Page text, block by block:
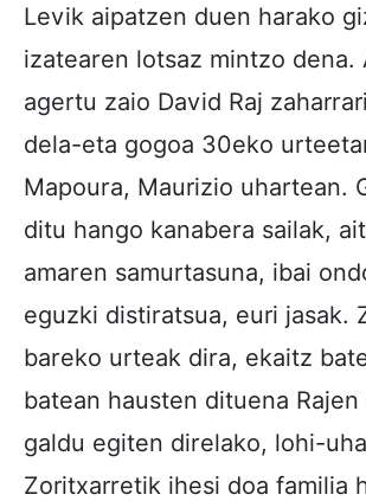
Levik aipatzen duen harako
izatearen lotsaz mintzo dena.
agertu zaio David Raj
dela-eta gogoa 30eko
Mapoura, Maurizio uhartean.
ditu hango kanabera sailak,
amaren samurtasuna, ibai
eguzki distiratsua, euri jasak.
bareko urteak dira, ekaitz
batean hausten dituena Rajen
galdu egiten direlako, lohi-
Zoritxarretik ihesi doa familia